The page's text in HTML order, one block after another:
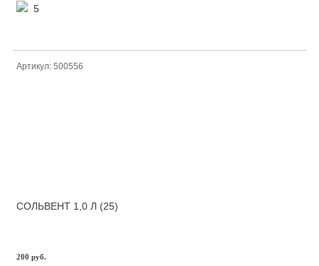
5
Артикул: 500556
СОЛЬВЕНТ 1,0 Л (25)
200 руб.